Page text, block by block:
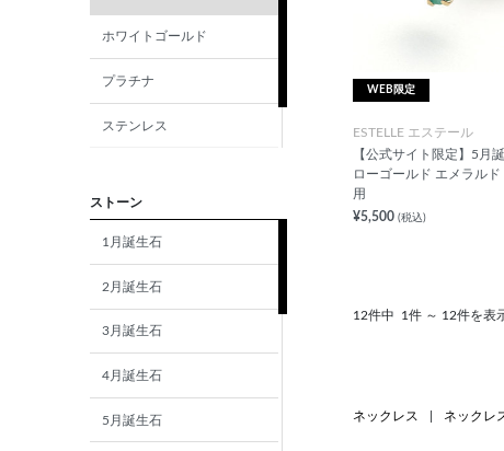
ホワイトゴールド
プラチナ
ステンレス
ストーン
1月誕生石
2月誕生石
3月誕生石
4月誕生石
5月誕生石
WEB限定
ESTELLE エステール
【公式サイト限定】5月
ローゴールド エメラル
用
¥5,500 (税込)
12件中 1件 ～ 12件を表
ネックレス ネックレ